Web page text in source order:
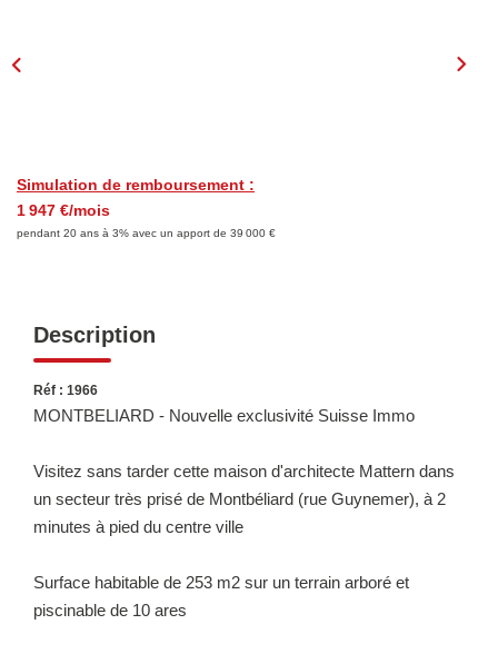
Confiez-Nous La Recherche De Votre Location
Nos Agences
NOUS REJOINDRE
Simulation de remboursement :
1 947 €/mois
pendant 20 ans à 3% avec un apport de 39 000 €
Description
Réf : 1966
MONTBELIARD - Nouvelle exclusivité Suisse Immo
Visitez sans tarder cette maison d'architecte Mattern dans
un secteur très prisé de Montbéliard (rue Guynemer), à 2
minutes à pied du centre ville
Surface habitable de 253 m2 sur un terrain arboré et
piscinable de 10 ares